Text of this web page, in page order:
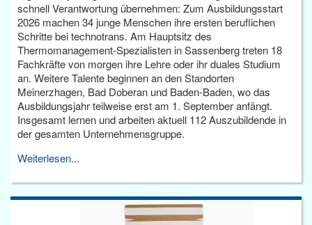
schnell Verantwortung übernehmen: Zum Ausbildungsstart
2026 machen 34 junge Menschen ihre ersten beruflichen
Schritte bei technotrans. Am Hauptsitz des
Thermomanagement-Spezialisten in Sassenberg treten 18
Fachkräfte von morgen ihre Lehre oder ihr duales Studium
an. Weitere Talente beginnen an den Standorten
Meinerzhagen, Bad Doberan und Baden-Baden, wo das
Ausbildungsjahr teilweise erst am 1. September anfängt.
Insgesamt lernen und arbeiten aktuell 112 Auszubildende in
der gesamten Unternehmensgruppe.
Weiterlesen...